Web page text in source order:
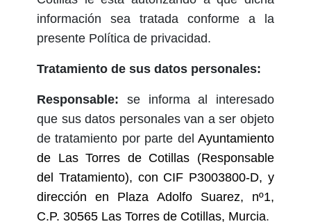
información sea tratada conforme a la
presente Política de privacidad.
Tratamiento de sus datos personales:
Responsable: se informa al interesado
que sus datos personales van a ser objeto
de tratamiento por parte del Ayuntamiento
de Las Torres de Cotillas (Responsable
del Tratamiento), con CIF P3003800-D, y
dirección en Plaza Adolfo Suarez, nº1,
C.P. 30565 Las Torres de Cotillas, Murcia.